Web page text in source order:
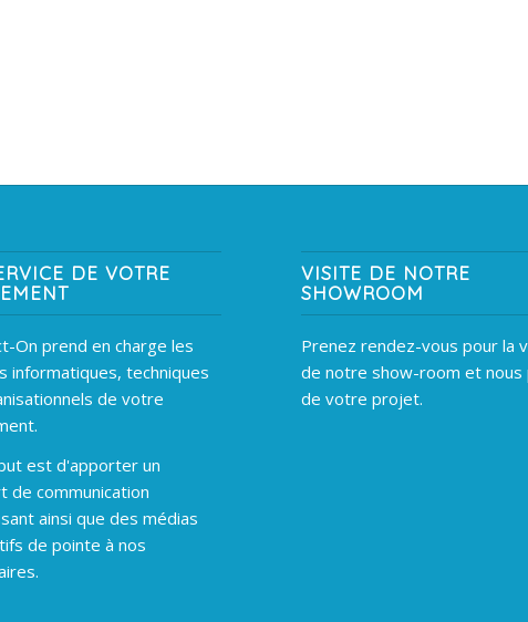
DE VOTRE
On prend en charge les
informatiques, techniques
de votre
est d'apporter un
de communication
ainsi que des médias
de pointe à nos
VISITE DE NOTRE
SHOWROOM
Prenez rendez-vous pour la
de notre show-room et nous
de votre projet.